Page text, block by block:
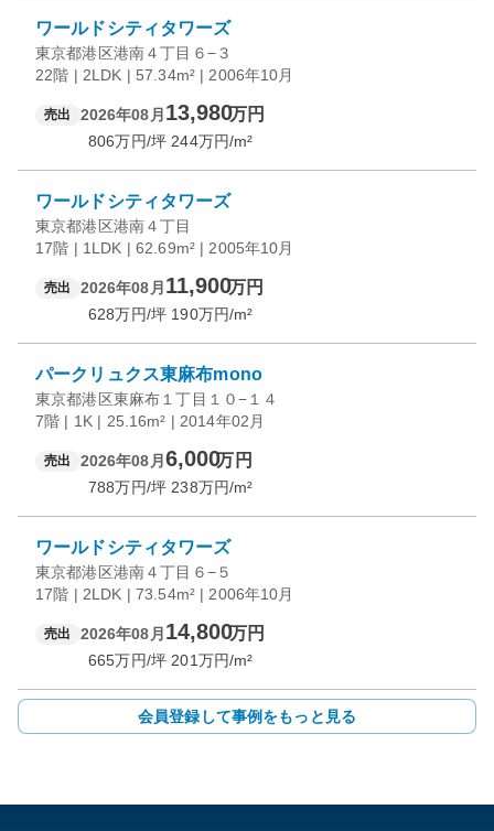
ワールドシティタワーズ
東京都港区港南４丁目６−３
22階 | 2LDK | 57.34m² | 2006年10月
売出 2026年08月 13,980万円
806万円/坪 244万円/m²
ワールドシティタワーズ
東京都港区港南４丁目
17階 | 1LDK | 62.69m² | 2005年10月
売出 2026年08月 11,900万円
628万円/坪 190万円/m²
パークリュクス東麻布mono
東京都港区東麻布１丁目１０−１４
7階 | 1K | 25.16m² | 2014年02月
売出 2026年08月 6,000万円
788万円/坪 238万円/m²
ワールドシティタワーズ
東京都港区港南４丁目６−５
17階 | 2LDK | 73.54m² | 2006年10月
売出 2026年08月 14,800万円
665万円/坪 201万円/m²
会員登録して事例をもっと見る